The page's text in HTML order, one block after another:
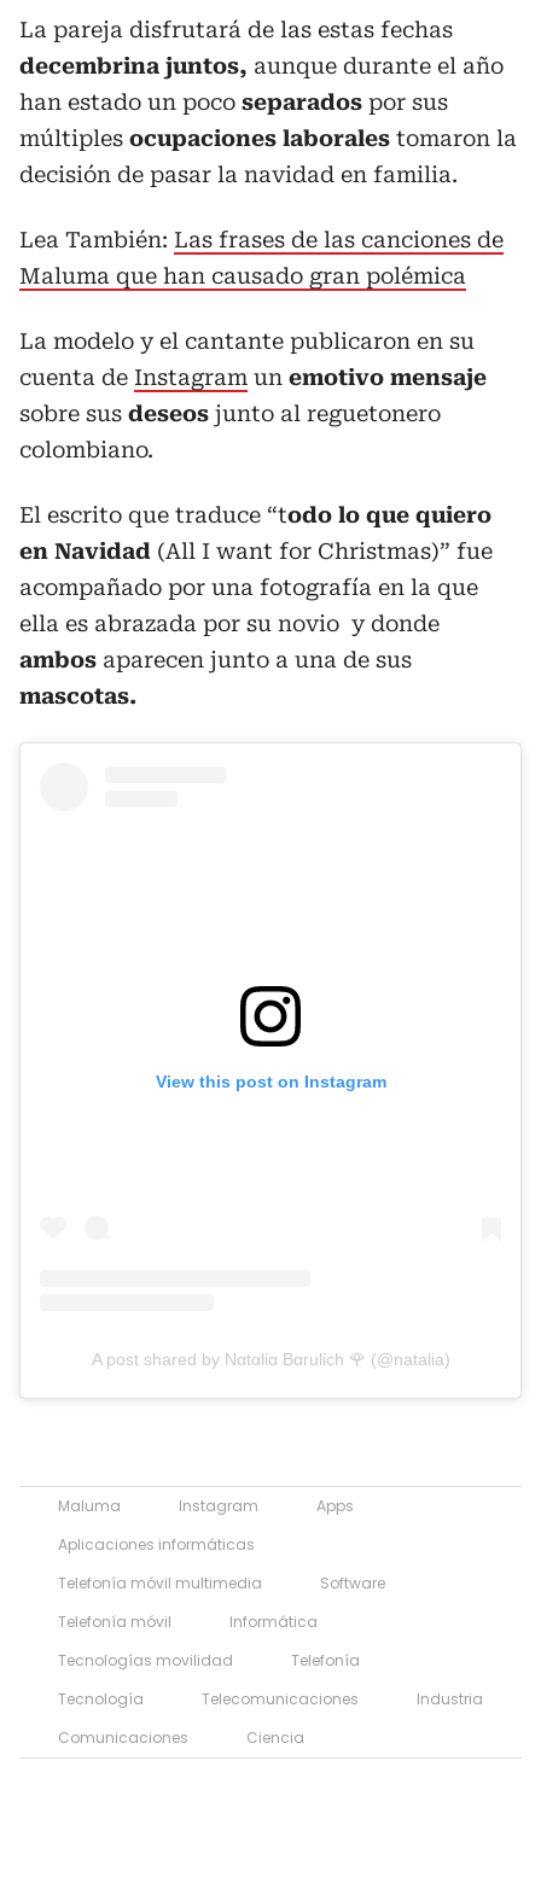
La pareja disfrutará de las estas fechas
decembrina juntos, aunque durante el año
han estado un poco separados por sus
múltiples ocupaciones laborales tomaron la
decisión de pasar la navidad en familia.
Lea También: Las frases de las canciones de
Maluma que han causado gran polémica
La modelo y el cantante publicaron en su
cuenta de Instagram un emotivo mensaje
sobre sus deseos junto al reguetonero
colombiano.
El escrito que traduce “todo lo que quiero
en Navidad (All I want for Christmas)” fue
acompañado por una fotografía en la que
ella es abrazada por su novio y donde
ambos aparecen junto a una de sus
mascotas.
View this post on Instagram
A post shared by Ναtαlία Bαrulίch 🌹 (@natalia)
Maluma Instagram
Apps
Aplicaciones informáticas
Telefonía móvil multimedia
Software
Telefonía móvil
Informática
Tecnologías movilidad
Telefonía
Tecnología
Telecomunicaciones
Industria
Comunicaciones
Ciencia